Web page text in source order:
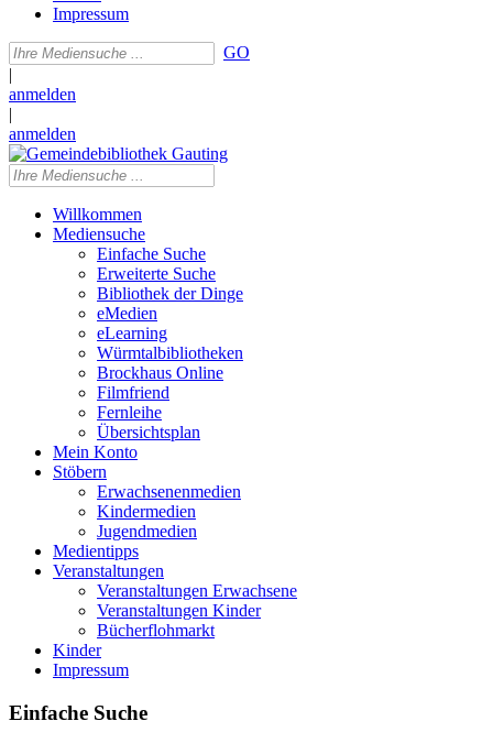
Impressum
GO
|
anmelden
|
anmelden
Willkommen
Mediensuche
Einfache Suche
Erweiterte Suche
Bibliothek der Dinge
eMedien
eLearning
Würmtalbibliotheken
Brockhaus Online
Filmfriend
Fernleihe
Übersichtsplan
Mein Konto
Stöbern
Erwachsenenmedien
Kindermedien
Jugendmedien
Medientipps
Veranstaltungen
Veranstaltungen Erwachsene
Veranstaltungen Kinder
Bücherflohmarkt
Kinder
Impressum
Einfache Suche